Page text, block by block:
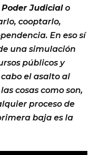
Poder Judicial o
cooptarlo,
En eso sí
una simulación
públicos y
el asalto al
cosas como son,
proceso de
baja es la